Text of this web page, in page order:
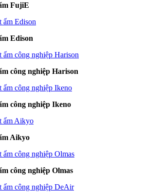
FujiE
Edison
công nghiệp Harison
công nghiệp Ikeno
Aikyo
công nghiệp Olmas